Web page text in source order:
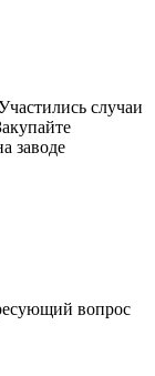
случаи
заводе
вопрос